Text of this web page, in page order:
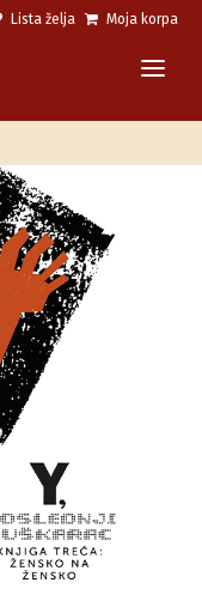
Lista želja Moja korpa